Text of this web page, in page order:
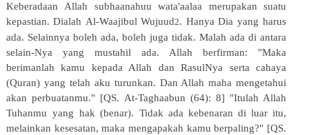
Keberadaan Allah subhaanahuu wata'aalaa merupakan
suatu
kepastian. Dialah Al-Waajibul Wujuud2. Hanya Dia yang harus
ada. Selainnya boleh ada, boleh juga tidak. Malah ada di antara
selain-Nya yang mustahil ada. Allah berfirman: "Maka
berimanlah kamu kepada Allah dan RasulNya serta cahaya
(Quran) yang telah aku turunkan. Dan Allah maha mengetahui
akan perbuatanmu." [QS. At-Taghaabun (64): 8] "Itulah Allah
Tuhanmu yang hak (benar). Tidak ada kebenaran di luar itu,
melainkan kesesatan, maka mengapakah kamu berpaling?" [QS.